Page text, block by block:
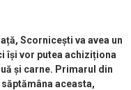
Scornicești va avea un
își vor putea achiziționa
și carne. Primarul din
aceasta,